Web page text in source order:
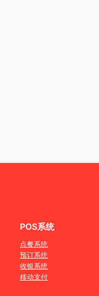
POS系统
点餐系统
预订系统
收银系统
移动支付